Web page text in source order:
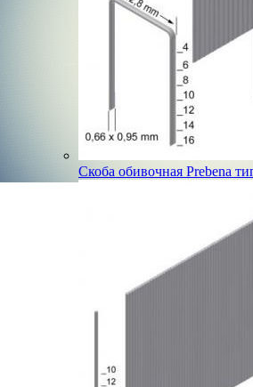
Скоба обивочная Prebena